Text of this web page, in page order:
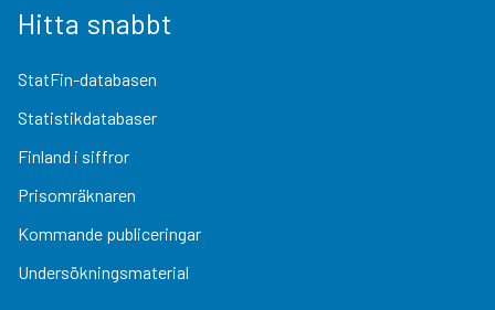
Hitta snabbt
StatFin-databasen
Statistikdatabaser
Finland i siffror
Prisomräknaren
Kommande publiceringar
Undersökningsmaterial